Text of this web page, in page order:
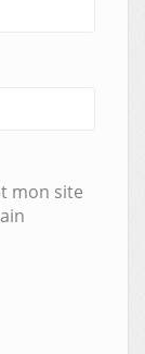
mon site